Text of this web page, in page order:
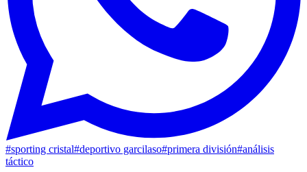
#sporting cristal#deportivo garcilaso#primera división#análisis
táctico